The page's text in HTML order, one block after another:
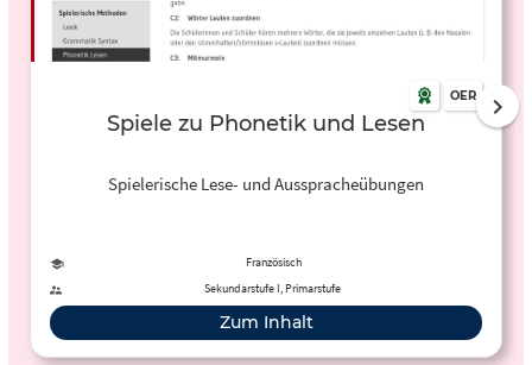
OER
Spiele zu Phonetik und Lesen
Spielerische Lese- und Ausspracheübungen
Französisch
Sekundarstufe I, Primarstufe
Zum Inhalt